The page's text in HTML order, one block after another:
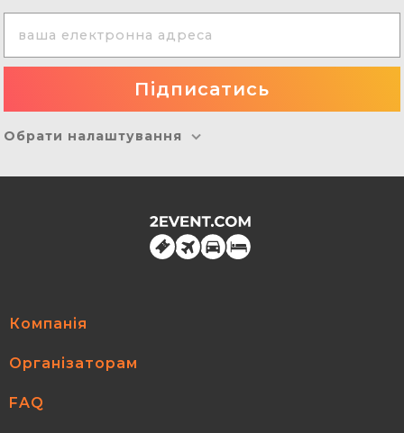
Обрати налаштування
Компанія
Організаторам
FAQ